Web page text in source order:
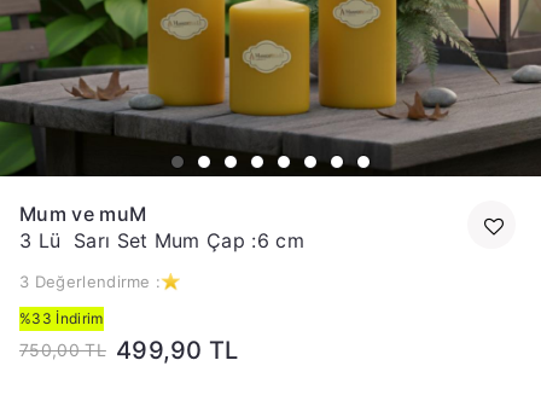
Mum ve muM
3 Lü Sarı Set Mum Çap :6 cm
3 Değerlendirme :
%33 İndirim
750,00 TL 499,90 TL